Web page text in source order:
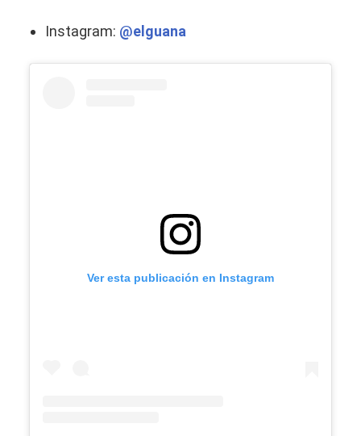
Instagram: @elguana
Ver esta publicación en Instagram